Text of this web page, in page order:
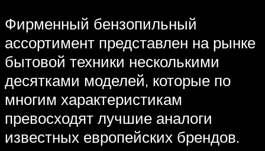
Фирменный бензопильный
ассортимент представлен на рынке
бытовой техники несколькими
десятками моделей, которые по
многим характеристикам
превосходят лучшие аналоги
известных европейских брендов.